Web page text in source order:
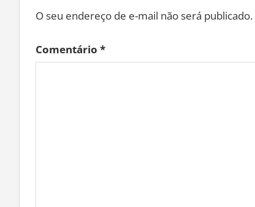
O seu endereço de e-mail não será publicado.
Comentário